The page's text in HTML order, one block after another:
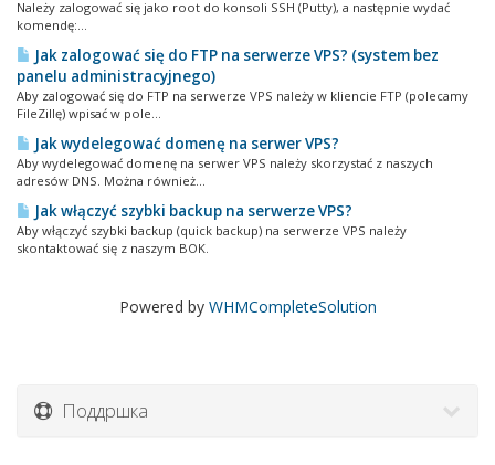
Należy zalogować się jako root do konsoli SSH (Putty), a następnie wydać
komendę:...
Jak zalogować się do FTP na serwerze VPS? (system bez
panelu administracyjnego)
Aby zalogować się do FTP na serwerze VPS należy w kliencie FTP (polecamy
FileZillę) wpisać w pole...
Jak wydelegować domenę na serwer VPS?
Aby wydelegować domenę na serwer VPS należy skorzystać z naszych
adresów DNS. Można również...
Jak włączyć szybki backup na serwerze VPS?
Aby włączyć szybki backup (quick backup) na serwerze VPS należy
skontaktować się z naszym BOK.
Powered by WHMCompleteSolution
Поддршка